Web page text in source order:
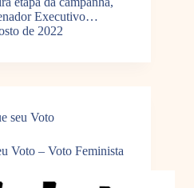
Executivo…
de 2022
seu Voto
Voto – Voto Feminista